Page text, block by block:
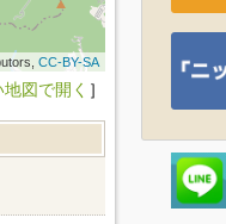
CC-BY-SA
図で開く ］